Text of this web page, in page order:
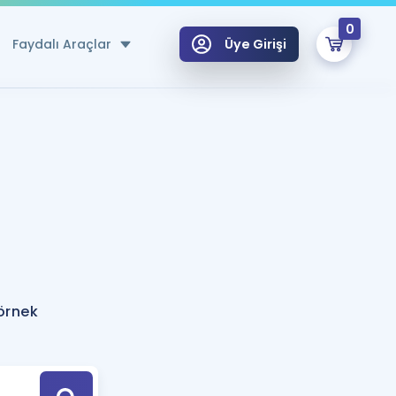
Faydalı Araçlar
Hesaplama Aracı
için Öneriler
Tek Takvimde
Üye Girişi
0